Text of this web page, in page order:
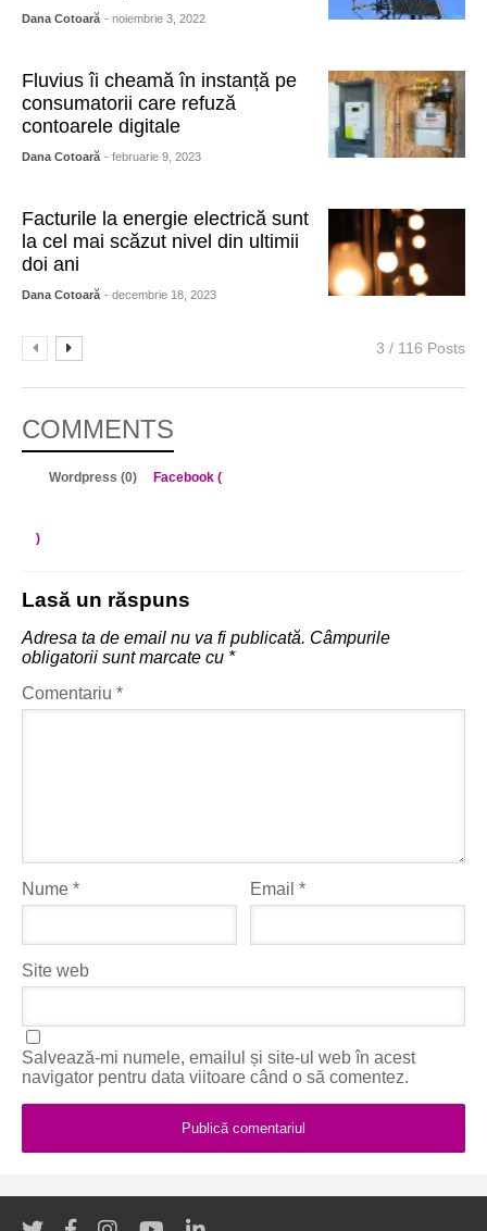
Dana Cotoară - noiembrie 3, 2022
Fluvius îi cheamă în instanță pe
consumatorii care refuză
contoarele digitale
Dana Cotoară - februarie 9, 2023
Facturile la energie electrică sunt
la cel mai scăzut nivel din ultimii
doi ani
Dana Cotoară - decembrie 18, 2023
3 / 116 Posts
COMMENTS
Wordpress (0) Facebook (
)
Lasă un răspuns
Adresa ta de email nu va fi publicată. Câmpurile
obligatorii sunt marcate cu *
Comentariu *
Nume * Email*
Site web
Salvează-mi numele, emailul și site-ul web în acest
navigator pentru data viitoare când o să comentez.